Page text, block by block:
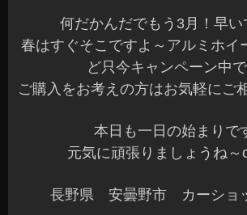
何だかんだでもう3月！早い
春はすぐそこですよ～アルミホイ
ど只今キャンペーン中
ご購入をお考えの方はお気軽にご
本日も一日の始まりで
元気に頑張りましょうね
長野県 安曇野市 カーショ